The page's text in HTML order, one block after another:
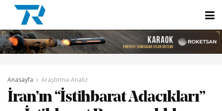
Anasayfa Araştırma-Analiz
İran’ın “İstihbarat Adacıkları”